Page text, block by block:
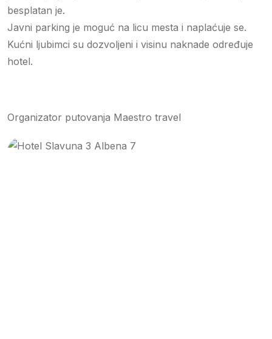
besplatan je.
Javni parking je moguć na licu mesta i naplaćuje se.
Kućni ljubimci su dozvoljeni i visinu naknade određuje
hotel.
Organizator putovanja Maestro travel